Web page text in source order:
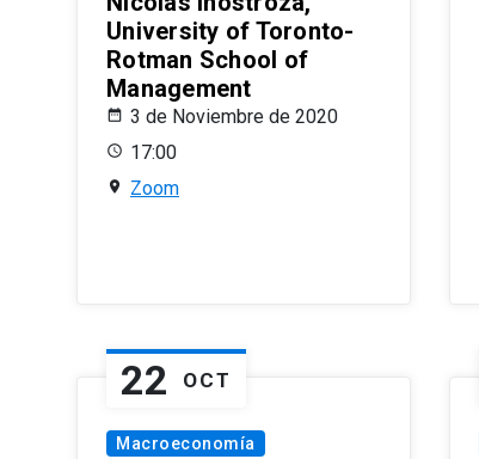
University of Toronto-
Rotman School of
Management
3 de Noviembre de 2020
17:00
Zoom
22 OCT
Macroeconomía